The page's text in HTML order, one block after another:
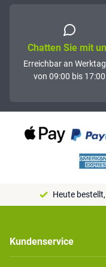
Chatten Sie mit
Erreichbar an
von 09:00 bis 17:00
Heute
Kundenservice